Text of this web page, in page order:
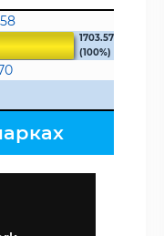
1703.57
(100%)